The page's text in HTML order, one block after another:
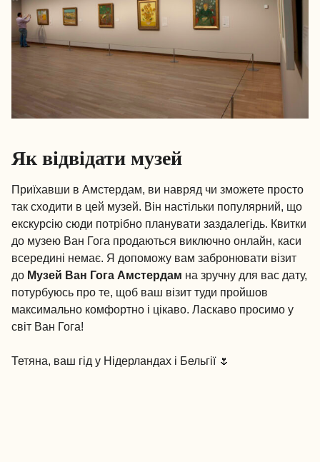
Як відвідати музей
Приїхавши в Амстердам, ви навряд чи зможете просто
так сходити в цей музей. Він настільки популярний, що
екскурсію сюди потрібно планувати заздалегідь. Квитки
до музею Ван Гога продаються виключно онлайн, каси
всередині немає. Я допоможу вам забронювати візит
до Музей Ван Гога Амстердам на зручну для вас дату,
потурбуюсь про те, щоб ваш візит туди пройшов
максимально комфортно і цікаво. Ласкаво просимо у
світ Ван Гога!
Тетяна, ваш гід у Нідерландах і Бельгії 🌷